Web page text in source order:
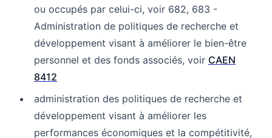
ou occupés par celui-ci, voir 682, 683 -
Administration de politiques de recherche et
développement visant à améliorer le bien-être
personnel et des fonds associés, voir CAEN
8412
administration des politiques de recherche et
développement visant à améliorer les
performances économiques et la compétitivité,